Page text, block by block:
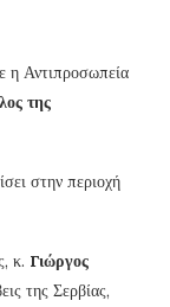
η Αντιπροσωπεία
της
στην περιοχή
κ. Γιώργος
της Σερβίας,